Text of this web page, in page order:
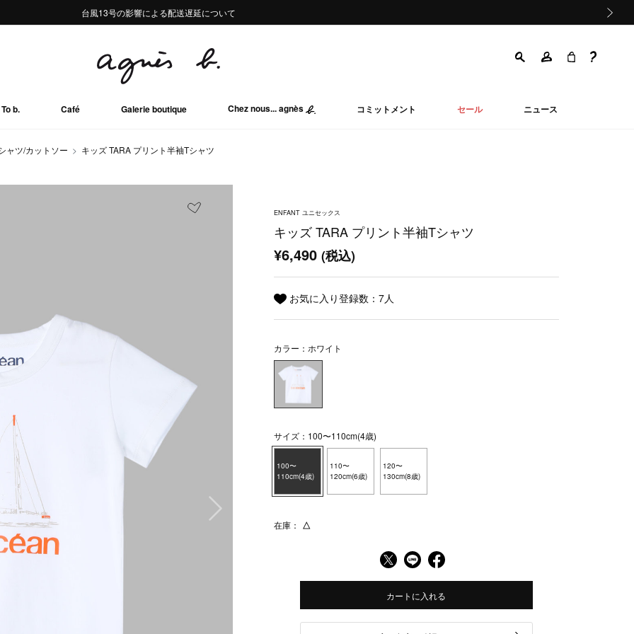
熊本地域地震の影響による配送遅延について
Summer Sale 2buy10%OFF!!
台風13号の影響による配送遅延について
熊本地域地震の影響による配送遅延について
Summer Sale 2buy10%OFF!!
To b. Café Galerie boutique Chez nous... agnès コミットメント セール ニュース
ャツ/カットソー キッズ TARA プリント半袖Tシャツ
ENFANT ユニセックス
キッズ TARA プリント半袖Tシャツ
¥6,490(税込)
お気に入り登録数：7人
カラー：ホワイト
サイズ：100〜110cm(4歳)
100〜
110cm(4歳)
110〜
120cm(6歳)
120〜
130cm(8歳)
在庫： △
カートに入れる